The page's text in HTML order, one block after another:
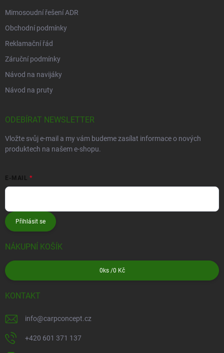
Mimosoudní řešení ADR
Obchodní podmínky
Reklamační řád
Záruční podmínky
Návod na navijáky
Návod na pruty
ODEBÍRAT NEWSLETTER
Vložte svůj e-mail a my vám budeme zasílat informace o nových
produktech na našem e-shopu.
E-MAIL
Přihlásit se
NÁKUPNÍ KOŠÍK
0 ks /0 Kč
KONTAKT
info@carpconcept.cz
+420 601 371 137